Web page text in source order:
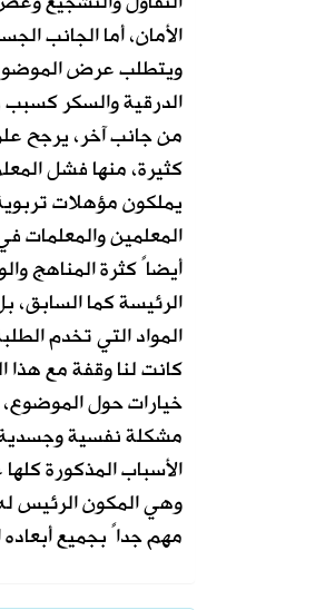
الأمان، أما الجانب
ويتطلب عرض الموضوع
الدرقية والسكر
من جانب آخر، يرجح
كثيرة، منها فشل
يملكون مؤهلات
المعلمين والمعلمات
أيضاً كثرة المناهج
الرئيسة كما السابق،
المواد التي تخدم
كانت لنا وقفة مع
مشكلة نفسية وجسدية 60 % غياب دور الأسرة 20
الأسباب المذكورة
وهي المكون الرئيس
مهم جداً بجميع أبعاده